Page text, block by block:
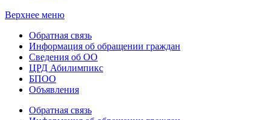
Верхнее меню
Обратная связь
Информация об обращении граждан
Сведения об ОО
ЦРД Абилимпикс
БПОО
Объявления
Обратная связь